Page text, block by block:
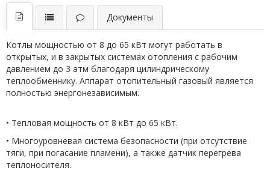
Документы
Котлы мощностью от 8 до 65 кВт могут работать в
открытых, и в закрытых системах отопления с рабочим
давлением до 3 атм благодаря цилиндрическому
теплообменнику. Аппарат отопительный газовый является
полностью энергонезависимым.
• Тепловая мощность от 8 кВт до 65 кВт.
• Многоуровневая система безопасности (при отсутствие
тяги, при погасание пламени), а также датчик перегрева
теплоносителя.